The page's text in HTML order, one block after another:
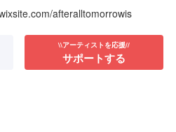
afteralltomorrowis
\\アーティストを応援//
サポートする